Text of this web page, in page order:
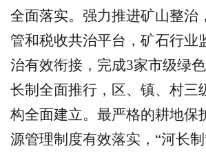
全面落实。强力推进矿山整治
管和税收共治平台，矿石行业
治有效衔接，完成3家市级绿
长制全面推行，区、镇、村三
构全面建立。最严格的耕地保
源管理制度有效落实， “河长制